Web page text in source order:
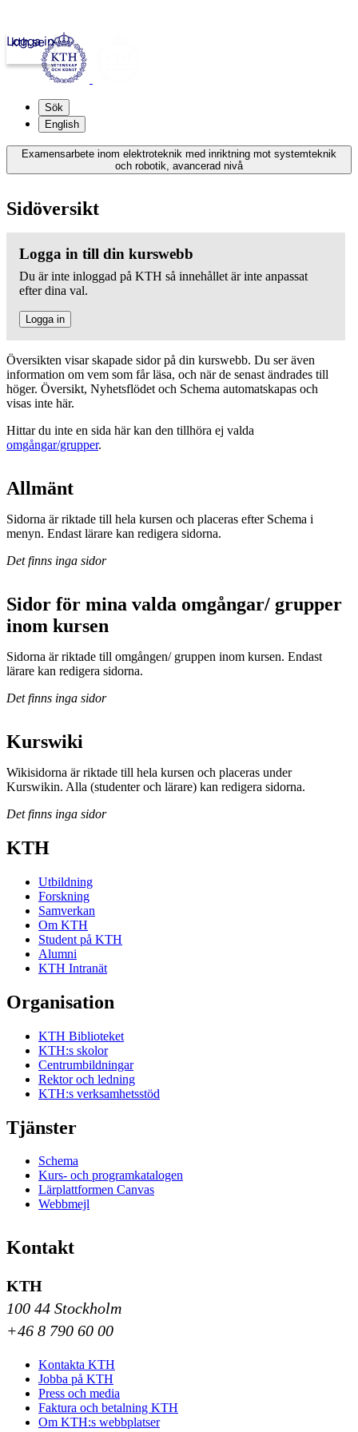
kth.se
Logga in
Sök
English
Examensarbete inom elektroteknik med inriktning mot systemteknik
och robotik, avancerad nivå
Sidöversikt
Logga in till din kurswebb
Du är inte inloggad på KTH så innehållet är inte anpassat
efter dina val.
Logga in
Översikten visar skapade sidor på din kurswebb. Du ser även
information om vem som får läsa, och när de senast ändrades till
höger. Översikt, Nyhetsflödet och Schema automatskapas och
visas inte här.
Hittar du inte en sida här kan den tillhöra ej valda
omgångar/grupper.
Allmänt
Sidorna är riktade till hela kursen och placeras efter Schema i
menyn. Endast lärare kan redigera sidorna.
Det finns inga sidor
Sidor för mina valda omgångar/ grupper
inom kursen
Sidorna är riktade till omgången/ gruppen inom kursen. Endast
lärare kan redigera sidorna.
Det finns inga sidor
Kurswiki
Wikisidorna är riktade till hela kursen och placeras under
Kurswikin. Alla (studenter och lärare) kan redigera sidorna.
Det finns inga sidor
KTH
Utbildning
Forskning
Samverkan
Om KTH
Student på KTH
Alumni
KTH Intranät
Organisation
KTH Biblioteket
KTH:s skolor
Centrumbildningar
Rektor och ledning
KTH:s verksamhetsstöd
Tjänster
Schema
Kurs- och programkatalogen
Lärplattformen Canvas
Webbmejl
Kontakt
KTH
100 44 Stockholm
+46 8 790 60 00
Kontakta KTH
Jobba på KTH
Press och media
Faktura och betalning KTH
Om KTH:s webbplatser